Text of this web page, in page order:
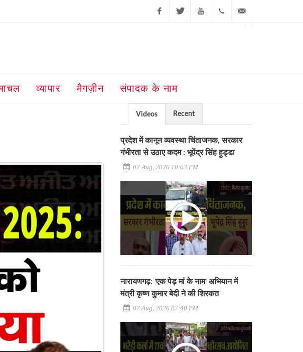
व्यापार मैगज़ीन संपादक के नाम
Videos Recent
प्रदेश में कानून व्यवस्था चिंताजनक, सरकार
गंभीरता से उठाए कदम : भूपेंद्र सिंह हुड्डा
07 Aug, 2026 10:03 PM
नारायणगढ़: 'एक पेड़ मां के नाम' अभियान में
मंत्री कृष्ण कुमार बेदी ने की शिरकत
07 Aug, 2026 07:40 PM